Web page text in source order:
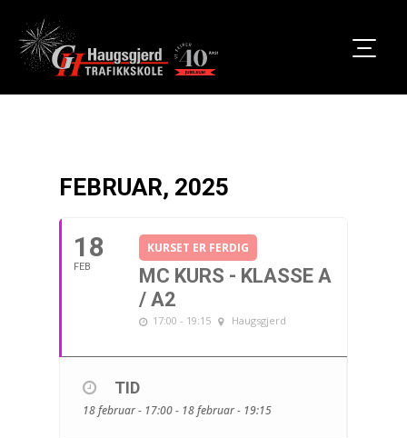
FEBRUAR, 2025
18
FEB
KURSET ER FERDIG
MC KURS - KLASSE A
/ A2
17:00 - 19:15 Haugsgjerd
TID
18 februar - 17:00 - 18 februar - 19:15